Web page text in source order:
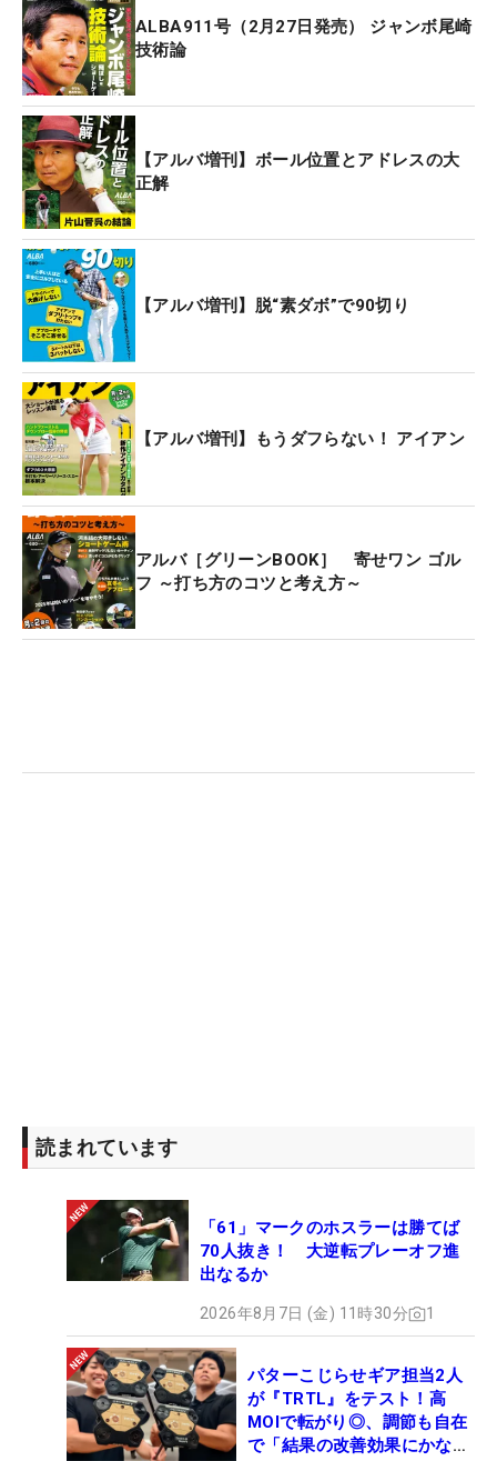
ALBA911号（2月27日発売） ジャンボ尾崎
技術論
【アルバ増刊】ボール位置とアドレスの大
正解
【アルバ増刊】脱“素ダボ”で90切り
【アルバ増刊】もうダフらない！ アイアン
アルバ［グリーンBOOK］ 寄せワン ゴル
フ ～打ち方のコツと考え方～
読まれています
「61」マークのホスラーは勝てば
70人抜き！ 大逆転プレーオフ進
出なるか
2026年8月7日 (金) 11時30分 1
パターこじらせギア担当2人
が『TRTL』をテスト！高
MOIで転がり◎、調節も自在
で「結果の改善効果にかなり